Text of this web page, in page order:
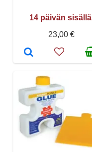
14 päivän sisällä
23,00 €